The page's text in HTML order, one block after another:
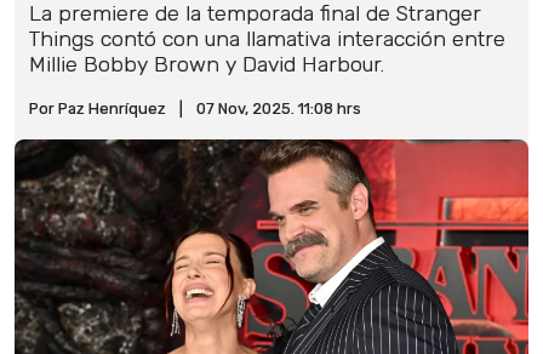
La premiere de la temporada final de Stranger
Things contó con una llamativa interacción entre
Millie Bobby Brown y David Harbour.
Por Paz Henríquez 07 Nov, 2025. 11:08 hrs